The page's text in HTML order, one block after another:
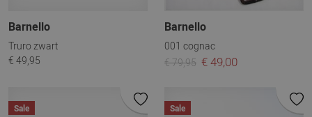
Barnello
Truro zwart
€ 49,95
Barnello
001 cognac
€ 79,95 € 49,00
Sale Sale